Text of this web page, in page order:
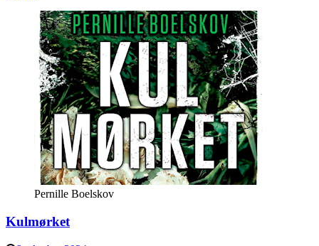
Pernille Boelskov
Kulmørket